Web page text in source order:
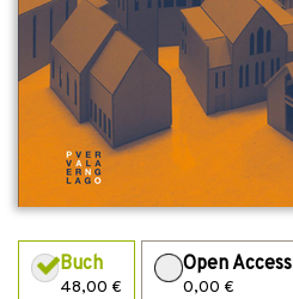
Buch
48,00 €
Open Access
0,00 €